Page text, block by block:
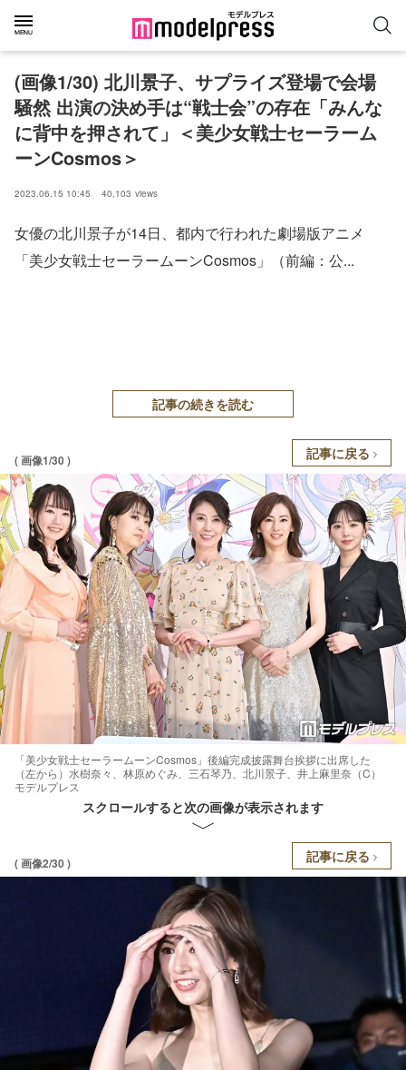
(画像1/30) 北川景子、サプライズ登場で会場
騒然 出演の決め手は“戦士会”の存在「みんな
に背中を押されて」＜美少女戦士セーラーム
ーンCosmos＞
2023.06.15 10:45 40,103 views
女優の北川景子が14日、都内で行われた劇場版アニメ
「美少女戦士セーラームーンCosmos」（前編：公...
記事の続きを読む
( 画像1/30 ) 記事に戻る
「美少女戦士セーラームーンCosmos」後編完成披露舞台挨拶に出席した
（左から）水樹奈々、林原めぐみ、三石琴乃、北川景子、井上麻里奈（C）
モデルプレス
スクロールすると次の画像が表示されます
( 画像2/30 ) 記事に戻る